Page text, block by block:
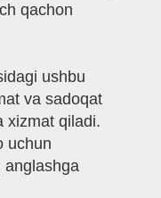
qachon
ushbu
va sadoqat
xizmat qiladi.
uchun
anglashga